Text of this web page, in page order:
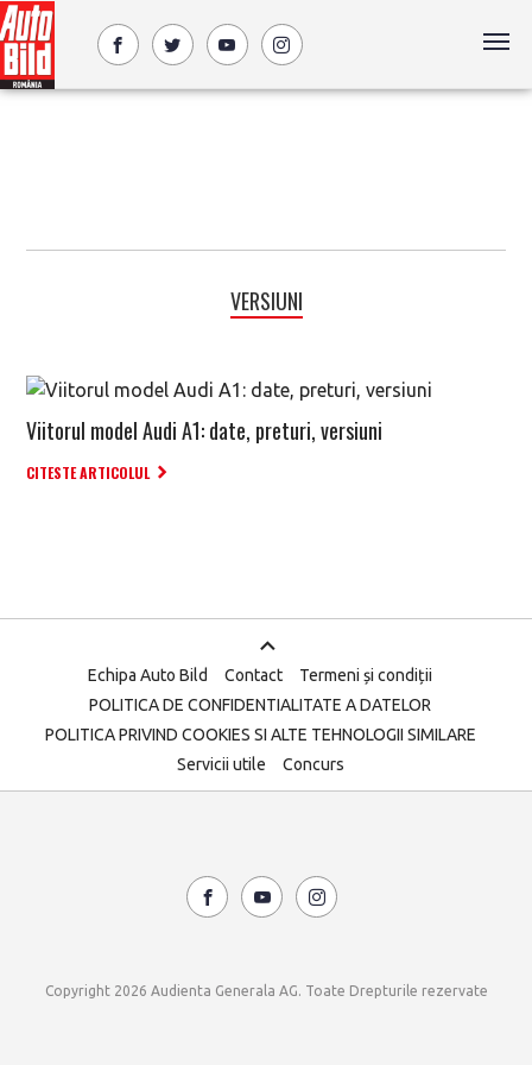
VERSIUNI
Viitorul model Audi A1: date, preturi, versiuni
CITESTE ARTICOLUL
Echipa Auto Bild Contact
Termeni și condiții
POLITICA DE CONFIDENTIALITATE A DATELOR
POLITICA PRIVIND COOKIES SI ALTE TEHNOLOGII SIMILARE
Servicii utile
Concurs
Copyright 2026 Audienta Generala AG. Toate Drepturile rezervate